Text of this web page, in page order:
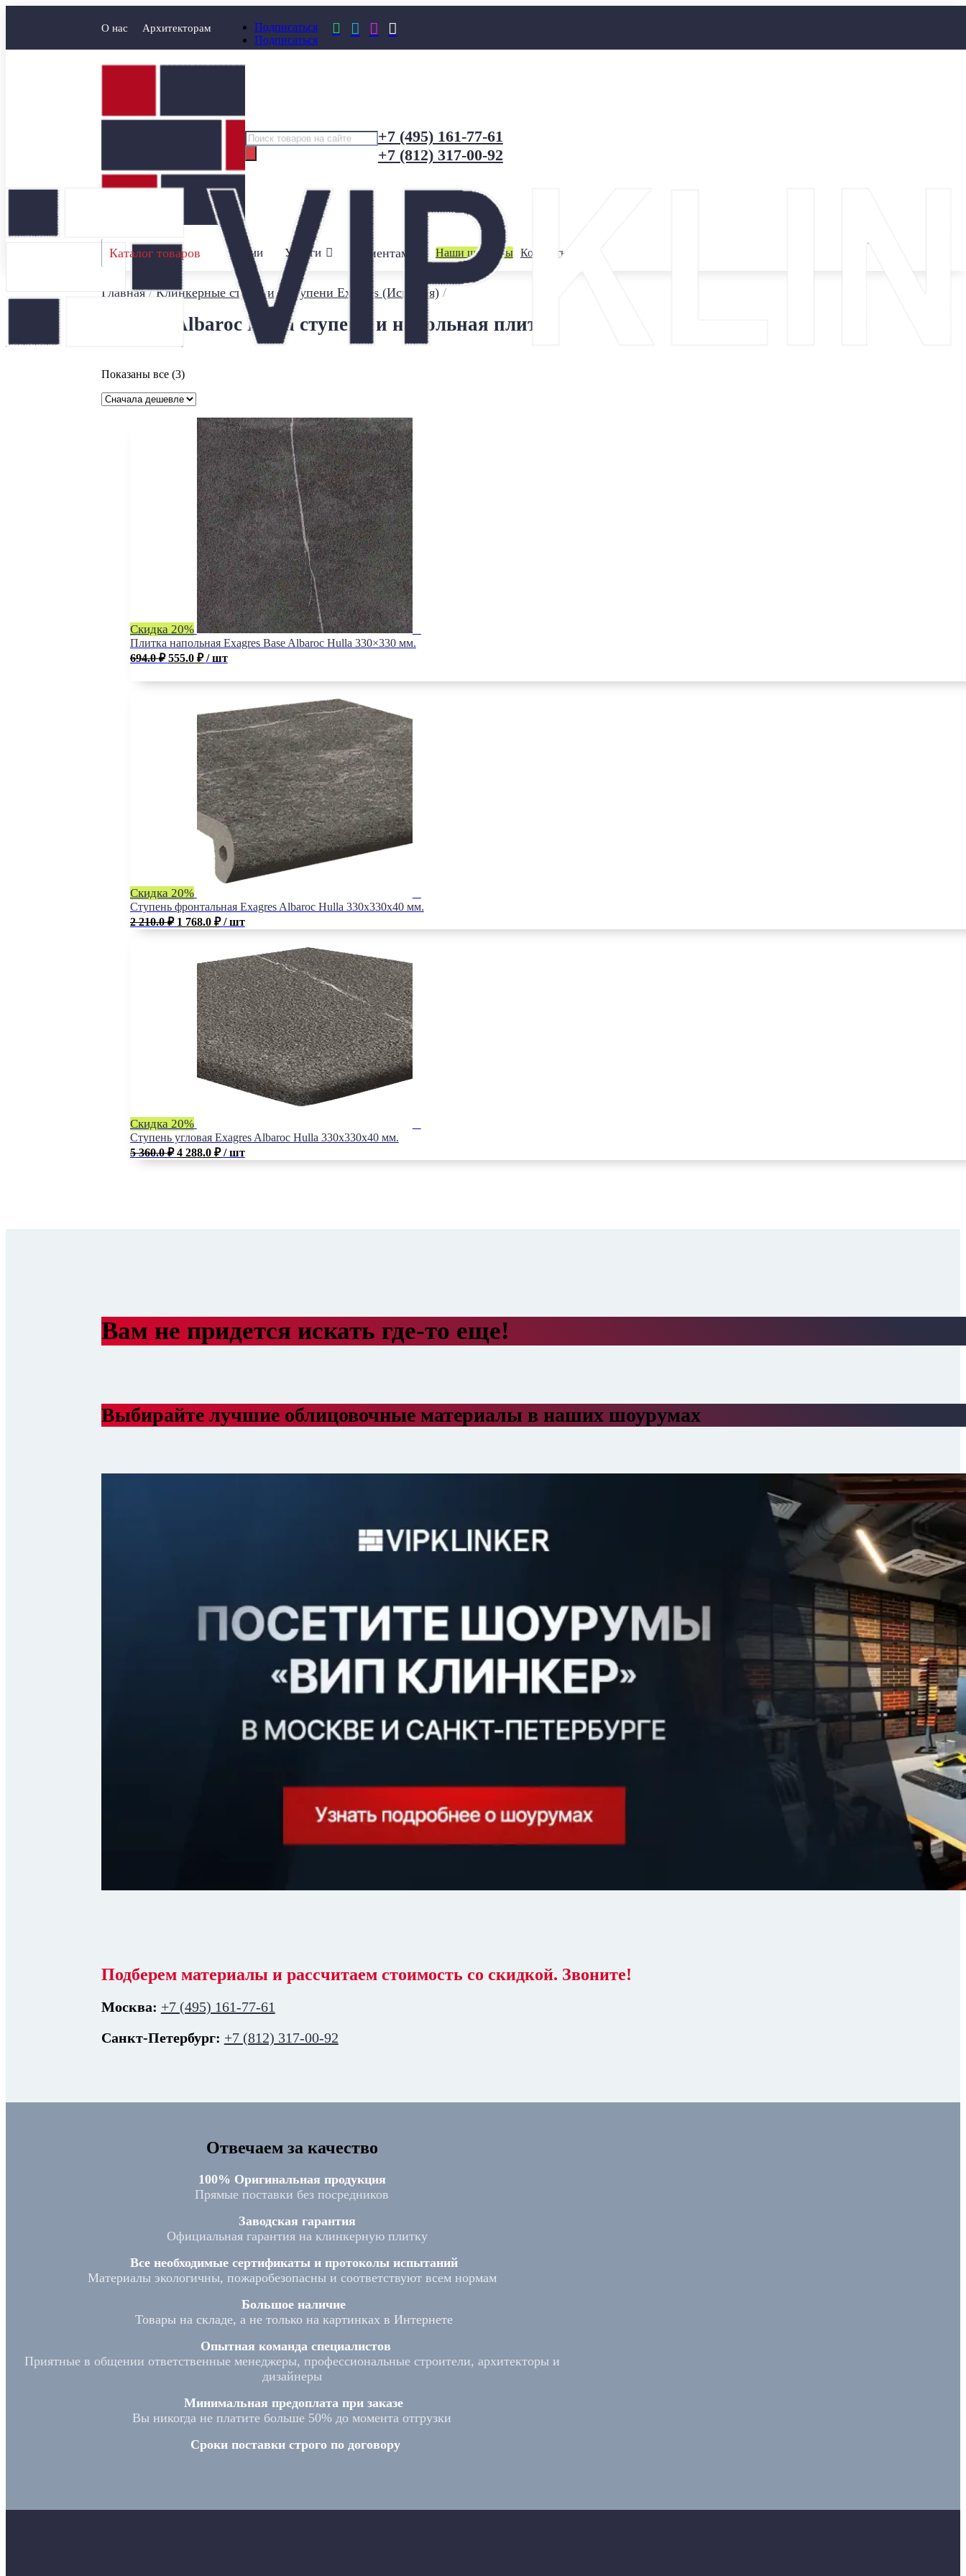
О нас Архитекторам
Подписаться
Подписаться
   
Поиск
товаров
+7 (495) 161-77-61
+7 (812) 317-00-92
Каталог товаров Акции Услуги Клиентам Наши шоурумы Контакты
Главная/Клинкерные ступени/ Ступени Exagres (Испания)/
Exagres Albaroc Hulla ступени и напольная плитка
Показаны все (3)Цены:
возрастанию
Скидка 20%
Плитка напольная Exagres Base Albaroc Hulla 330×330 мм.
694.0₽ 555.0 ₽ / шт
Скидка 20%
Ступень фронтальная Exagres Albaroc Hulla 330x330x40 мм.
2 210.0₽ 1 768.0 ₽ / шт
Скидка 20%
Ступень угловая Exagres Albaroc Hulla 330x330x40 мм.
5 360.0₽ 4 288.0 ₽ / шт
Вам не придется искать где-то еще!
Выбирайте лучшие облицовочные материалы в наших шоурумах
Подберем материалы и рассчитаем стоимость со скидкой. Звоните!
Москва: +7 (495) 161-77-61
Санкт-Петербург: +7 (812) 317-00-92
Отвечаем за качество
100% Оригинальная продукция
Прямые поставки без посредников
Заводская гарантия
Официальная гарантия на клинкерную плитку
Все необходимые сертификаты и протоколы испытаний
Материалы экологичны, пожаробезопасны и соответствуют всем нормам
Большое наличие
Товары на складе, а не только на картинках в Интернете
Опытная команда специалистов
Приятные в общении ответственные менеджеры, профессиональные строители, архитекторы и
дизайнеры
Минимальная предоплата при заказе
Вы никогда не платите больше 50% до момента отгрузки
Сроки поставки строго по договору